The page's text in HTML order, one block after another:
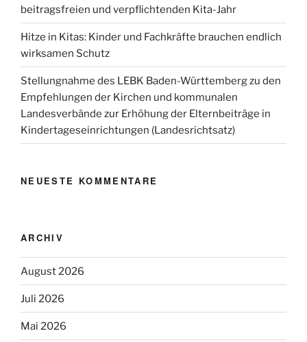
beitragsfreien und verpflichtenden Kita-Jahr
Hitze in Kitas: Kinder und Fachkräfte brauchen endlich
wirksamen Schutz
Stellungnahme des LEBK Baden-Württemberg zu den
Empfehlungen der Kirchen und kommunalen
Landesverbände zur Erhöhung der Elternbeiträge in
Kindertageseinrichtungen (Landesrichtsatz)
NEUESTE KOMMENTARE
ARCHIV
August 2026
Juli 2026
Mai 2026